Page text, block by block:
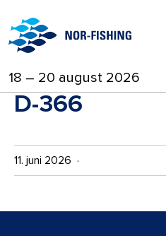
18 – 20 august 2026
D-366
11. juni 2026 ·